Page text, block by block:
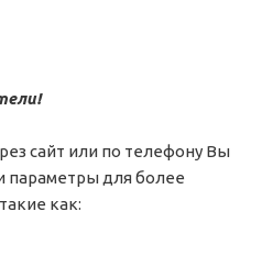
сайт или по телефону Вы
параметры для более
как: